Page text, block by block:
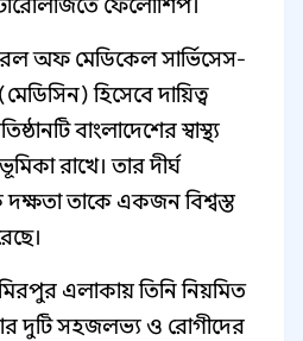
ফেলোশিপ।
অফ মেডিকেল সার্ভিসেস-
হিসেবে দায়িত্ব
বাংলাদেশের স্বাস্থ্য
রাখে। তার দীর্ঘ
তাকে একজন বিশ্বস্ত
এলাকায় তিনি নিয়মিত
দুটি সহজলভ্য ও রোগীদের